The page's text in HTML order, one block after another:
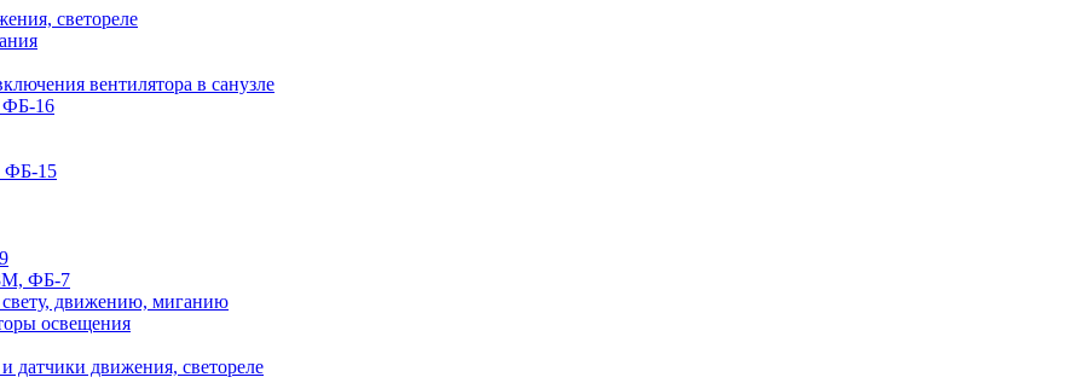
светореле
вентилятора в санузле
ФБ-16
ФБ-15
ФБ-7
свету, движению, миганию
освещения
датчики движения, светореле